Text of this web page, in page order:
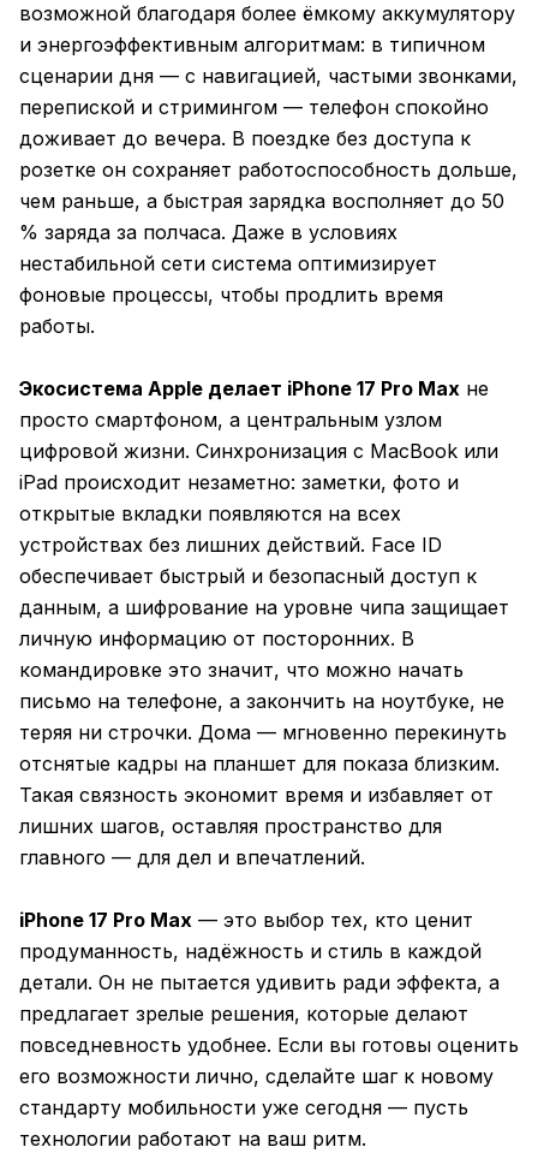
возможной благодаря более ёмкому аккумулятору
и энергоэффективным алгоритмам: в типичном
сценарии дня — с навигацией, частыми звонками,
перепиской и стримингом — телефон спокойно
доживает до вечера. В поездке без доступа к
розетке он сохраняет работоспособность дольше,
чем раньше, а быстрая зарядка восполняет до 50
% заряда за полчаса. Даже в условиях
нестабильной сети система оптимизирует
фоновые процессы, чтобы продлить время
работы.
Экосистема Apple делает iPhone 17 Pro Max не
просто смартфоном, а центральным узлом
цифровой жизни. Синхронизация с MacBook или
iPad происходит незаметно: заметки, фото и
открытые вкладки появляются на всех
устройствах без лишних действий. Face ID
обеспечивает быстрый и безопасный доступ к
данным, а шифрование на уровне чипа защищает
личную информацию от посторонних. В
командировке это значит, что можно начать
письмо на телефоне, а закончить на ноутбуке, не
теряя ни строчки. Дома — мгновенно перекинуть
отснятые кадры на планшет для показа близким.
Такая связность экономит время и избавляет от
лишних шагов, оставляя пространство для
главного — для дел и впечатлений.
iPhone 17 Pro Max — это выбор тех, кто ценит
продуманность, надёжность и стиль в каждой
детали. Он не пытается удивить ради эффекта, а
предлагает зрелые решения, которые делают
повседневность удобнее. Если вы готовы оценить
его возможности лично, сделайте шаг к новому
стандарту мобильности уже сегодня — пусть
технологии работают на ваш ритм.